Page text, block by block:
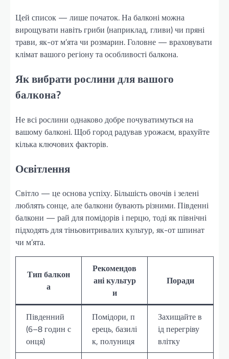
Цей список — лише початок. На балконі можна
вирощувати навіть гриби (наприклад, гливи) чи пряні
трави, як-от м’ята чи розмарин. Головне — враховувати
клімат вашого регіону та особливості балкона.
Як вибрати рослини для вашого
балкона?
Не всі рослини однаково добре почуватимуться на
вашому балконі. Щоб город радував урожаєм, врахуйте
кілька ключових факторів.
Освітлення
Світло — це основа успіху. Більшість овочів і зелені
люблять сонце, але балкони бувають різними. Південні
балкони — рай для помідорів і перцю, тоді як північні
підходять для тіньовитривалих культур, як-от шпинат
чи м’ята.
Тип балкон
а
Рекомендов
ані культур
и
Поради
Південний
(6–8 годин с
онця)
Помідори, п
ерець, базилі
к, полуниця
Захищайте в
ід перегріву
влітку